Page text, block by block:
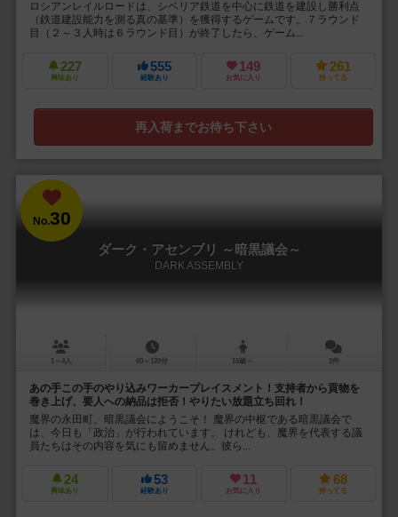
ロシアンレイルロードは、シベリア鉄道を中心に鉄道を建設し勝利点
（鉄道建設能力を測る真の基準）を獲得するゲームです。７ラウンド
目（２～３人時は６ラウンド目）が終了したら、ゲーム...
227
興味あり
555
経験あり
149
お気に入り
261
持ってる
再入荷までお待ち下さい
No.30
ダーク・アセンブリ ～暗黒議会～
DARK ASSEMBLY
1～4人 60～120分 15歳～ 2件
あの手この手のやり込みワーカープレイスメント！支持者から貢物を
巻き上げ、要人への納品は拒否！やりたい放題立ち回れ！
魔界の永田町、暗黒議会にようこそ！ 魔界の中枢である暗黒議会で
は、今日も「政治」が行われています。 けれども、魔界を代表する議
員たちはその内容を気にも留めません。彼ら...
24
興味あり
53
経験あり
11
お気に入り
68
持ってる